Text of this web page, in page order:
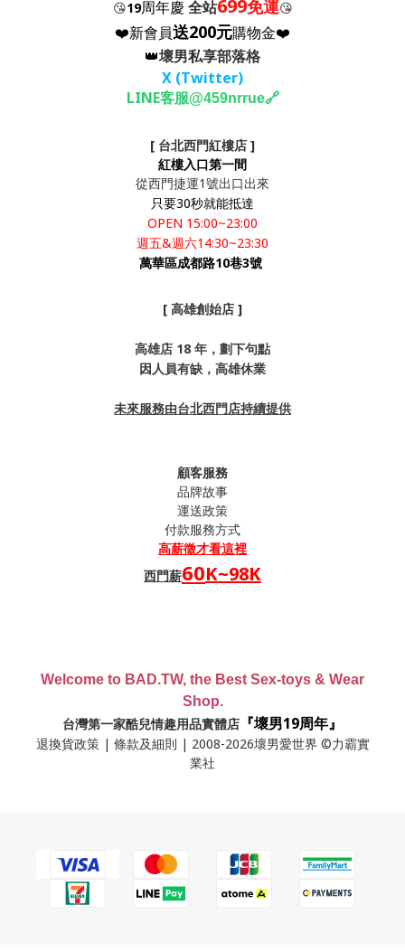
😘19周年慶 全站699免運😘
❤️新會員送200元購物金❤️
👑壞男私享部落格
X (Twitter)
LINE客服@459nrrue🔗
[ 台北西門紅樓店 ]
紅樓入口第一間
從西門捷運1號出口出來
只要30秒就能抵達
OPEN 15:00~23:00
週五&週六14:30~23:30
萬華區成都路10巷3號
[ 高雄創始店 ]
高雄店 18 年，劃下句點
因人員有缺，高雄休業
未來服務由台北西門店持續提供
顧客服務
品牌故事
運送政策
付款服務方式
高薪徵才看這裡
西門薪60K~98K
Welcome to BAD.TW, the Best Sex-toys & Wear
Shop.
台灣第一家酷兒情趣用品實體店 『壞男19周年』
退換貨政策| 條款及細則 | 2008-2026壞男愛世界 ©力霸實
業社